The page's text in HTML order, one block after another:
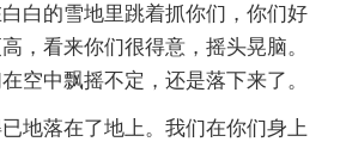
白的雪地里跳着抓你们，你们好
，看来你们很得意，摇头晃脑。
空中飘摇不定，还是落下来了。
地落在了地上。我们在你们身上